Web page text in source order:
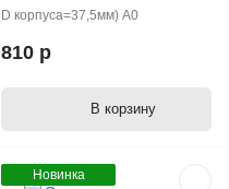
D корпуса=37,5мм) А0
810 р
В корзину
Новинка